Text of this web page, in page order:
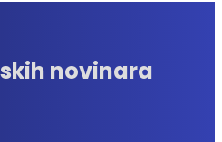
novinara